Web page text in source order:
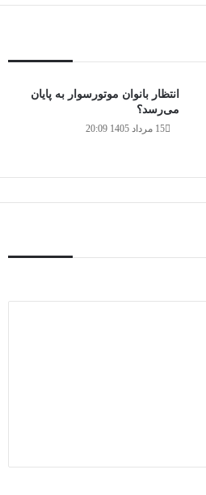
انتظار بانوان موتورسوار به پایان
می‌رسد؟
15 مرداد 1405 20:09